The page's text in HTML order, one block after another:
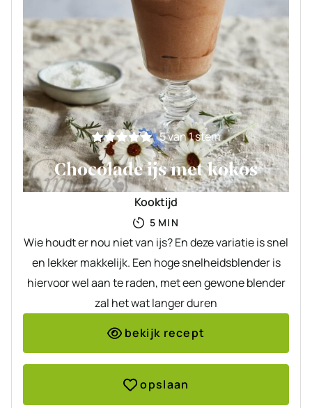
5van 1 stem
Chocolade ijs met kokos
Kooktijd
5 MINUTEN
MIN
Wie houdt er nou niet van ijs? En deze variatie is snel
en lekker makkelijk. Een hoge snelheidsblender is
hiervoor wel aan te raden, met een gewone blender
zal het wat langer duren
bekijk recept
opslaan